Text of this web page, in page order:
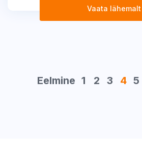
Vaata lähemalt
Eelmine 1 2 3 4 5